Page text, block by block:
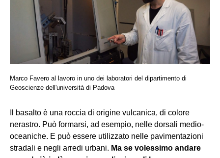
Marco Favero al lavoro in uno dei laboratori del dipartimento di
Geoscienze dell'università di Padova
Il basalto è una roccia di origine vulcanica, di colore
nerastro. Può formarsi, ad esempio, nelle dorsali medio-
oceaniche. E può essere utilizzato nelle pavimentazioni
stradali e negli arredi urbani. Ma se volessimo andare